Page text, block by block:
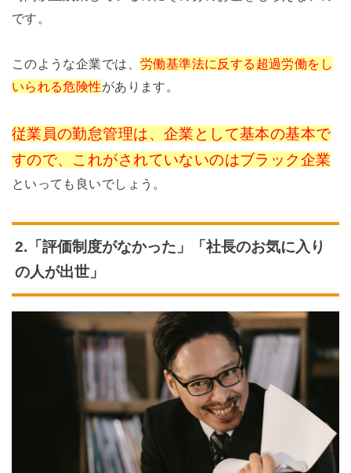
です。
このような企業では、 労働基準法に反する超過労働をし
いられる危険性があります。
従業員の勤怠管理は、企業として基本の基本で
すので、これがされていないのはブラック企業
といっても良いでしょう。
2.「評価制度がなかった」「社長のお気に入り
の人が出世」